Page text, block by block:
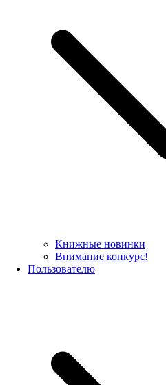
Книжные новинки
Внимание конкурс!
Пользователю